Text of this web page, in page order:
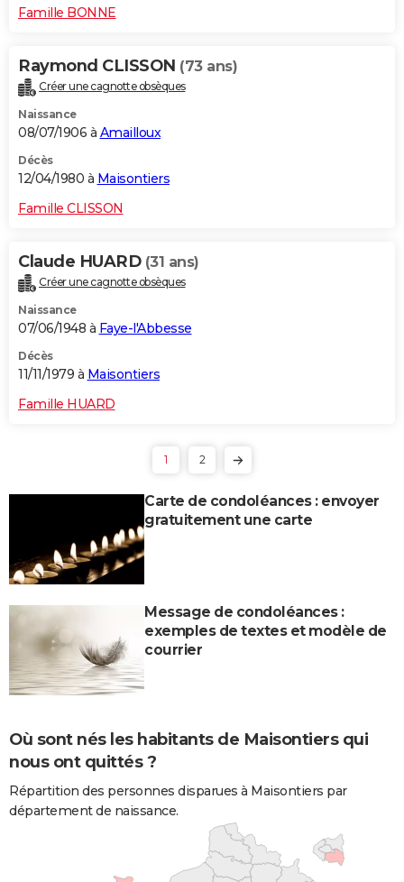
Famille BONNE
Raymond CLISSON (73 ans)
Créer une cagnotte obsèques
Naissance
08/07/1906 à Amailloux
Décès
12/04/1980 à Maisontiers
Famille CLISSON
Claude HUARD (31 ans)
Créer une cagnotte obsèques
Naissance
07/06/1948 à Faye-l'Abbesse
Décès
11/11/1979 à Maisontiers
Famille HUARD
1 2
Carte de condoléances : envoyer
gratuitement une carte
Message de condoléances :
exemples de textes et modèle de
courrier
Où sont nés les habitants de Maisontiers qui
nous ont quittés ?
Répartition des personnes disparues à Maisontiers par
département de naissance.